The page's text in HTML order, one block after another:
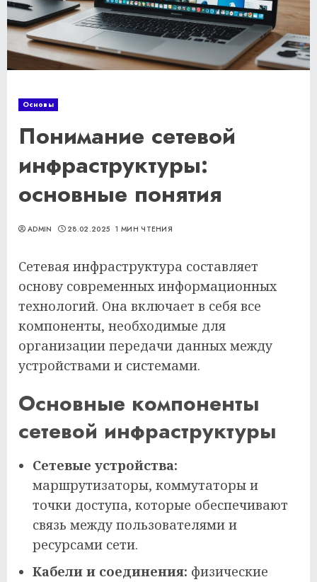
Основы
Понимание сетевой
инфраструктуры:
основные понятия
ADMIN 28.02.2025 1 МИН ЧТЕНИЯ
Сетевая инфраструктура составляет
основу современных информационных
технологий. Она включает в себя все
компоненты, необходимые для
организации передачи данных между
устройствами и системами.
Основные компоненты
сетевой инфраструктуры
Сетевые устройства:
маршрутизаторы, коммутаторы и
точки доступа, которые обеспечивают
связь между пользователями и
ресурсами сети.
Кабели и соединения: физические